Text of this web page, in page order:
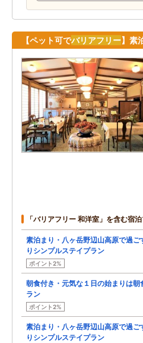
【ペット可でバリアフリー】素
「バリアフリー 和洋室」を含む宿
素泊まり・八ヶ岳野辺山高原で過ご
りシンプルステイプラン
ポイント2%
朝食付き・元気な１日の始まりは朝
ラン
ポイント2%
素泊まり・八ヶ岳野辺山高原で過ご
りシンプルステイプラン